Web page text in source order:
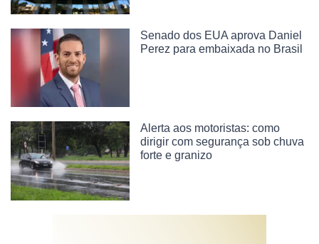
Senado dos EUA aprova Daniel
Perez para embaixada no Brasil
Alerta aos motoristas: como
dirigir com segurança sob chuva
forte e granizo